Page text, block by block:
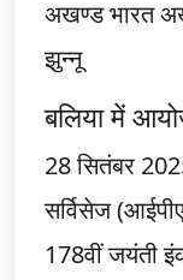
अखण्ड भारत
झुन्नू
बलिया में
28 सितंबर
सर्विसेज
178वीं जयंती